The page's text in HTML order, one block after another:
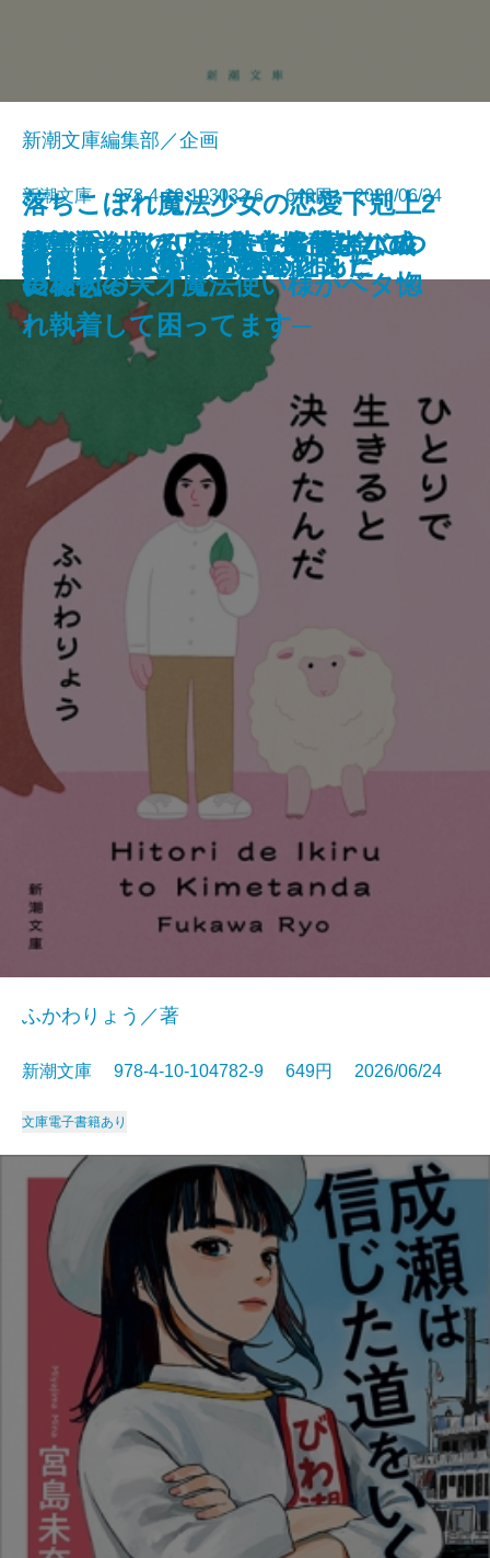
ともぐい
リリアン
脇役探偵は見逃さない
隣人
絞首台のある庭─私立探偵マニ
ー・ムーン─
聖女が、壺
龍の隠し子 幽世の薬剤師
プレゼント
あなたはここにいなくとも
きろくのほん
新潮文庫編集部／企画
新潮文庫 978-4-10-103032-6 649円 2026/06/24
文庫
ひとりで生きると決めたんだ
ふかわりょう／著
新潮文庫 978-4-10-104782-9 649円 2026/06/24
文庫電子書籍あり
成瀬は信じた道をいく
君が手にするはずだった黄金につ
いて
熟達論─人はいつまでも学び、成
長できる─
星を織る
ロボットが泣いた夜
血道
バイ・タイム─整時士佐藤スバル
の哀切─
落ちこぼれ魔法少女の恋愛下剋上2
─魔法学校のワケあり劣等生なの
に稀代の天才魔法使い様がベタ惚
れ執着して困ってます─
小公女たちのしあわせレシピ